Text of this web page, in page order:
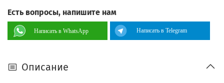
Есть вопросы, напишите нам
Написать в WhatsApp Написать в Telegram
Описание